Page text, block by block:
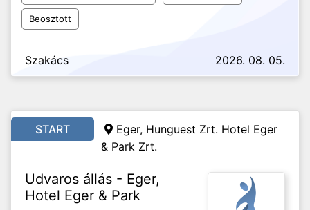
Beosztott
Szakács 2026. 08. 05.
START
Eger, Hunguest Zrt. Hotel Eger
& Park Zrt.
Udvaros állás - Eger,
Hotel Eger & Park